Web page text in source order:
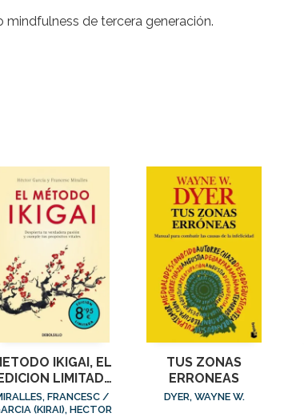
de tercera generación.
IKIGAI, EL
LIMITADA
· VERANO)
FRANCESC /
(KIRAI), HECTOR
TUS ZONAS
ERRONEAS
DYER, WAYNE W.